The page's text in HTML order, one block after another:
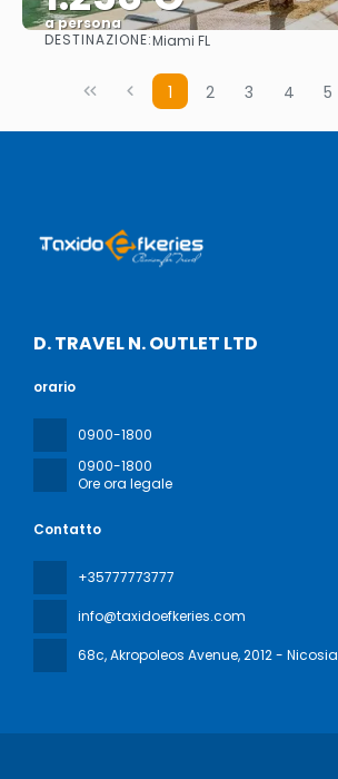
a persona
DESTINAZIONE:Miami FL
1 2 3 4 5
D. TRAVEL N. OUTLET LTD
Contatto
+35777773777
info@taxidoefkeries.com
68c, Akropoleos Avenue, 2012 - Nicosia
orario
0900-1800
0900-1800
Ore ora legale